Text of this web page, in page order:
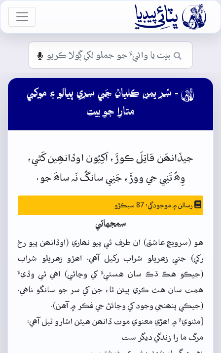

 - سُر يمن ڪلياڻ جَي سري پيالو ۽ موکي
متارا جو بيت
جيڏانھَن قاتِلَ ڪوڙَ، اَکِيُون اوڏانھِين کَڻي،
وِھُ تَنِي جي ووڙَ، جَنِي سانگُ نَہ ساھَ جو.
رسالن ۾ موجودگي: 87 سيڪڙو
سمجهاڻي
هو (سرويچ عاشق) ان طرف ئي پيو نھاري (اوڏانھن پيو رخ
رکي) جتي زهريلو شراب رکيل آهي. اهڙو زهريلو شراب
(جيڪو هڪ ڌڪ سان هستيءَ کي وڃائي) اهي ئي وڏيءَ
همت سان هٿ ڪري پيئن ٿا، جن کي سر جو سانگو ناهي.
(جيڪي پنھنجي وجود کي وڃائڻ جي فڪر ۾ آهن).
[مثنويءَ ۾ اهڙي معنوي موت ڏانھن هيئن اشارو ٿيل آهي:
مرگ ما را زندگي ديگر ست